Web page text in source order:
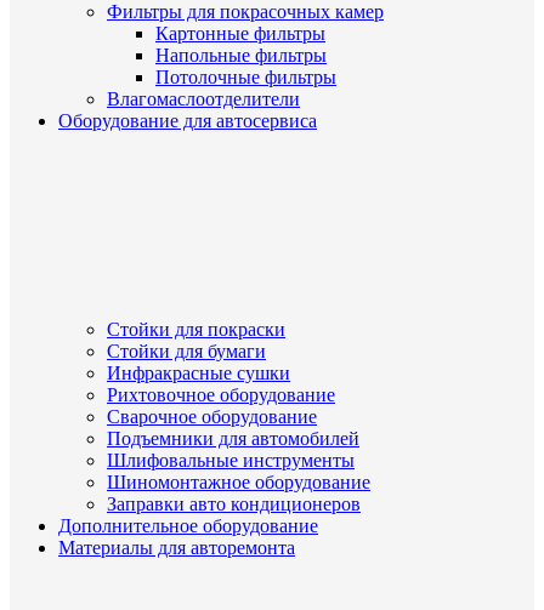
Фильтры для покрасочных камер
Картонные фильтры
Напольные фильтры
Потолочные фильтры
Влагомаслоотделители
Оборудование для автосервиса
Стойки для покраски
Стойки для бумаги
Инфракрасные сушки
Рихтовочное оборудование
Сварочное оборудование
Подъемники для автомобилей
Шлифовальные инструменты
Шиномонтажное оборудование
Заправки авто кондиционеров
Дополнительное оборудование
Материалы для авторемонта